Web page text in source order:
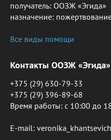
получатель: ООЗЖ «Эгида»
назначение:
Все виды помощи
Контакты ООЗЖ «Эгида»
+375 (29) 630-79-33
+375 (29) 396-89-68
Время работы: c 10:00 до
E-mail: